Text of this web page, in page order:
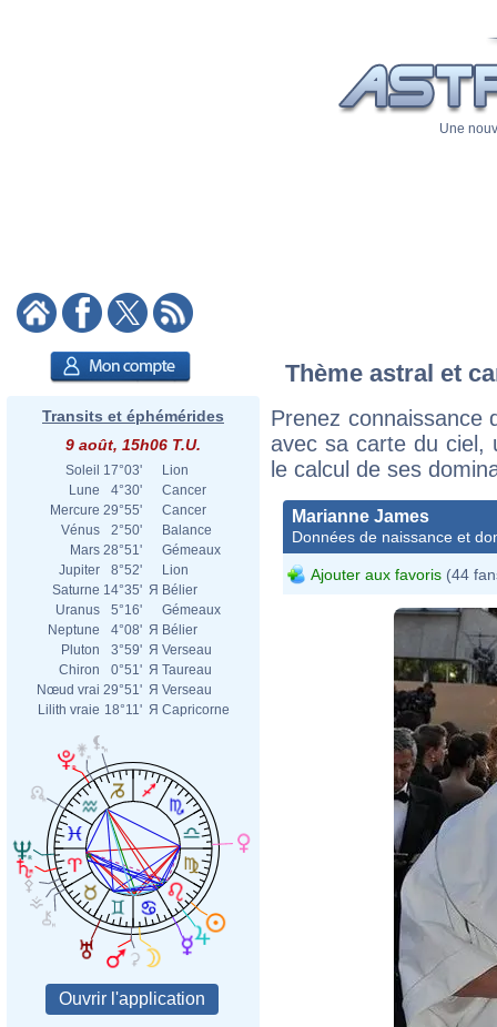
Une
Transits et éphémérides
9 août, 15h06 T.U.
Soleil 17°03'
Lion
Lune
4°30'
Cancer
Mercure 29°55'
Cancer
Vénus
2°50'
Balance
Mars 28°51'
Gémeaux
Jupiter
8°52'
Lion
Saturne 14°35' Я Bélier
Uranus
5°16'
Gémeaux
Neptune
4°08' Я Bélier
Pluton
3°59' Я Verseau
Chiron
0°51' Я Taureau
Nœud vrai 29°51' Я Verseau
Lilith vraie 18°11' Я Capricorne
Thème astral et
Prenez connaissance
avec sa carte du ciel,
le calcul de ses
Marianne James
Données de naissance et
Ajouter aux favoris (44